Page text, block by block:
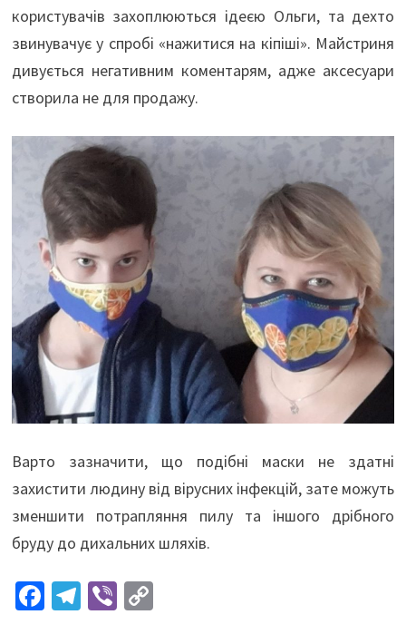
користувачів захоплюються ідеєю Ольги, та дехто
звинувачує у спробі «нажитися на кіпіші». Майстриня
дивується негативним коментарям, адже аксесуари
створила не для продажу.
Варто зазначити, що подібні маски не здатні
захистити людину від вірусних інфекцій, зате можуть
зменшити потрапляння пилу та іншого дрібного
бруду до дихальних шляхів.
Fa Te Vi C